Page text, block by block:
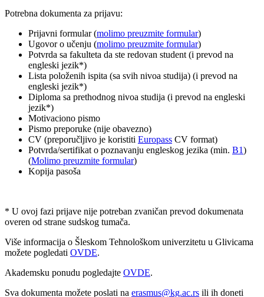
Potrebna dokumenta za prijavu:
Prijavni formular (molimo preuzmite formular)
Ugovor o učenju (molimo preuzmite formular)
Potvrda sa fakulteta da ste redovan student (i prevod na
engleski jezik*)
Lista položenih ispita (sa svih nivoa studija) (i prevod na
engleski jezik*)
Diploma sa prethodnog nivoa studija (i prevod na engleski
jezik*)
Motivaciono pismo
Pismo preporuke (nije obavezno)
CV (preporučljivo je koristiti Europass CV format)
Potvrda/sertifikat o poznavanju engleskog jezika (min. B1)
(Molimo preuzmite formular)
Kopija pasoša
* U ovoj fazi prijave nije potreban zvaničan prevod dokumenata
overen od strane sudskog tumača.
Više informacija o Šleskom Tehnološkom univerzitetu u Glivicama
možete pogledati OVDE.
Akademsku ponudu pogledajte OVDE.
Sva dokumenta možete poslati na erasmus@kg.ac.rs ili ih doneti